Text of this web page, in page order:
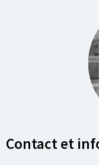
Contact et